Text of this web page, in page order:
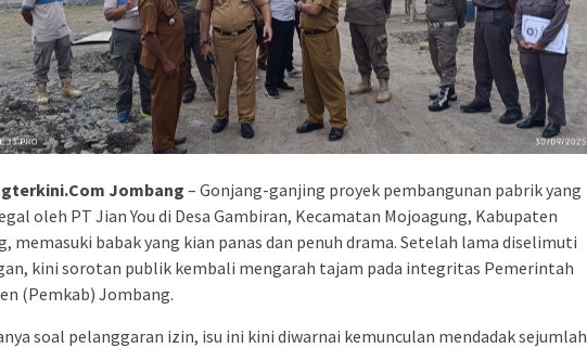
Jombang– Gonjang-ganjing proyek pembangunan pabrik yang
oleh PT Jian You di Desa Gambiran, Kecamatan Mojoagung, Kabupaten
memasuki babak yang kian panas dan penuh drama. Setelah lama diselimuti
kini sorotan publik kembali mengarah tajam pada integritas Pemerintah
(Pemkab) Jombang.
soal pelanggaran izin, isu ini kini diwarnai kemunculan mendadak sejumlah